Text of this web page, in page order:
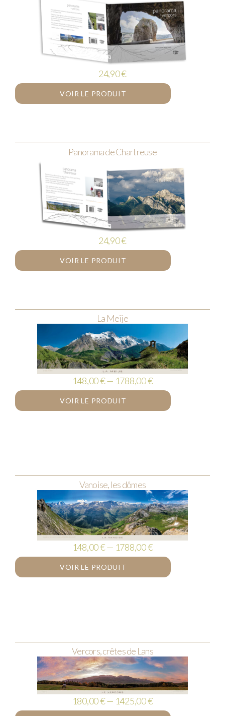
PAYS D'EUROPE
RÉGIONS FR
SOCIAL
SPORTS
24,90€
VOIR LE PRODUIT
Panorama de Chartreuse
24,90€
VOIR LE PRODUIT
La Meije
148,00 € — 1788,00 €
VOIR LE PRODUIT
Vanoise, les dômes
148,00 € — 1788,00 €
VOIR LE PRODUIT
Vercors, crêtes de Lans
180,00 € — 1425,00 €